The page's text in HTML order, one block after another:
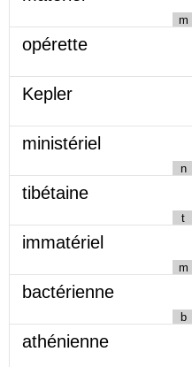
m
opérette
Kepler
ministériel
n
tibétaine
t
immatériel
m
bactérienne
b
athénienne